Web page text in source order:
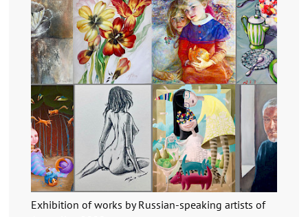
Exhibition of works by Russian-speaking artists of